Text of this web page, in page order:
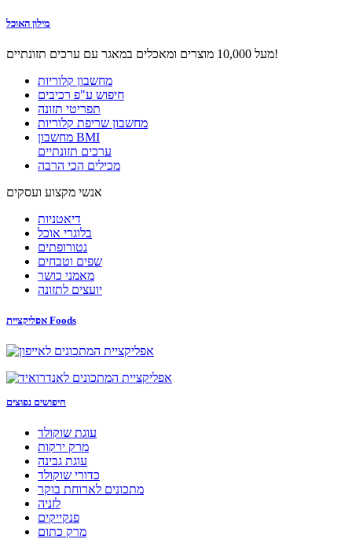
מילון האוכל
מעל 10,000 מוצרים ומאכלים במאגר עם ערכים תזונתיים!
מחשבון קלוריות
חיפוש ע"פ רכיבים
תפריטי תזונה
מחשבון שריפת קלוריות
מחשבון BMI
ערכים תזונתיים
מכילים הכי הרבה
אנשי מקצוע ועסקים
דיאטניות
בלוגרי אוכל
נטורופתים
שפים וטבחים
מאמני כושר
יועצים לתזונה
אפליקציית Foods
חיפושים נפוצים
עוגת שוקולד
מרק ירקות
עוגת גבינה
כדורי שוקולד
מתכונים לארוחת בוקר
לזניה
פנקייקים
מרק כתום